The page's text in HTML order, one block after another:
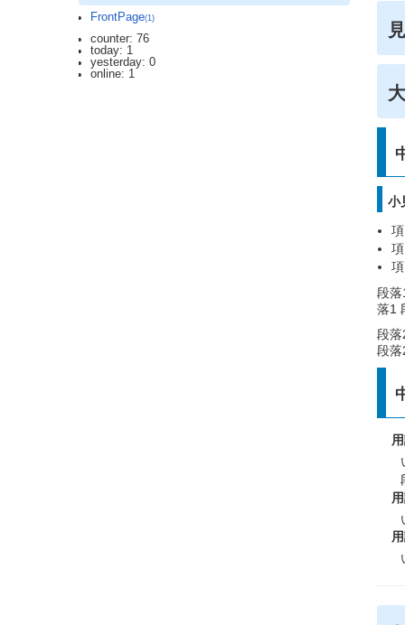
FrontPage(1)
counter: 76
today: 1
yesterday: 0
online: 1
小
段
落1
段
段